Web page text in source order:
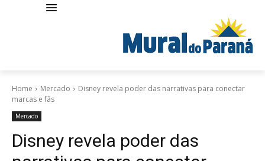
Home Mercado
Disney revela poder das narrativas para conectar
marcas e fãs
Mercado
Disney revela poder das